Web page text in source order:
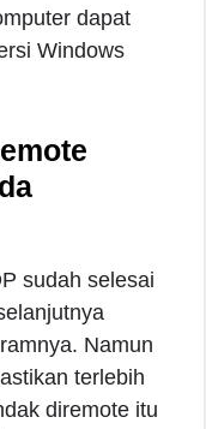
dapat
Windows
sudah selesai
Namun
terlebih
diremote itu